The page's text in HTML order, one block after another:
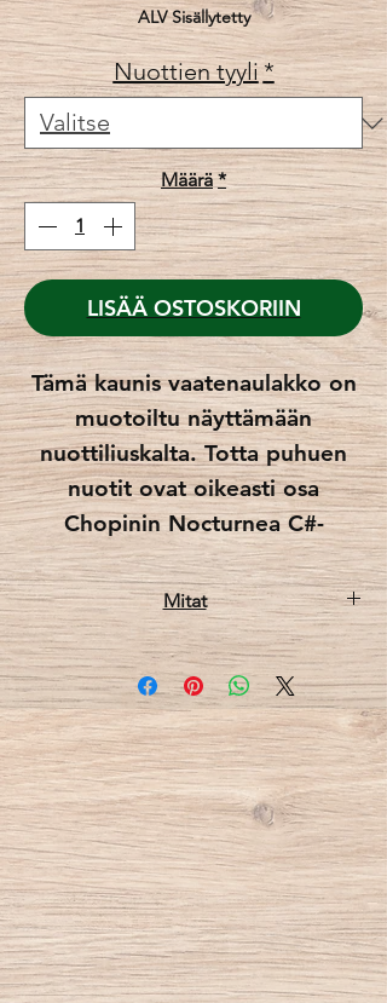
ALV Sisällytetty
Nuottien tyyli *
Määrä *
LISÄÄ OSTOSKORIIN
Tämä kaunis vaatenaulakko on
muotoiltu näyttämään
nuottiliuskalta. Totta puhuen
nuotit ovat oikeasti osa
Chopinin Nocturnea C#-
mollissa.
Jokainen nuotti (sekä G-avain)
toimii naulakon koukkuna, ja
niissä on kaikissa ura, joka
varmistaa sen, että vaatteet
eivät lipsu tai valu.
Tämä nuottinaulakko on
saatavilla kahdessa eri värissä:
yhdessä nuotit on kaiverrettu
suoraan puuhun puun
luonnollisen värin
Mitat
15x60x5 cm (leveys, korkeus, syvyys)